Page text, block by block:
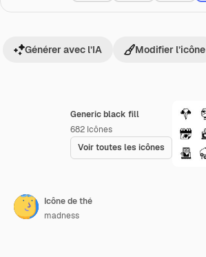
Generic black fill
682 Icônes
Voir toutes les icônes
Générer avec l’IA Modifier l’icône
Icône de thé
madness